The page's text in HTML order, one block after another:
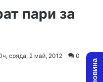
пари за
сряда, 2 май, 2012 0